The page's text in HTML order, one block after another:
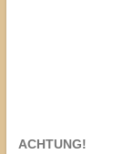
ACHTUNG!